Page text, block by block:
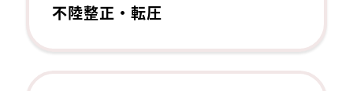
不陸整正・転圧